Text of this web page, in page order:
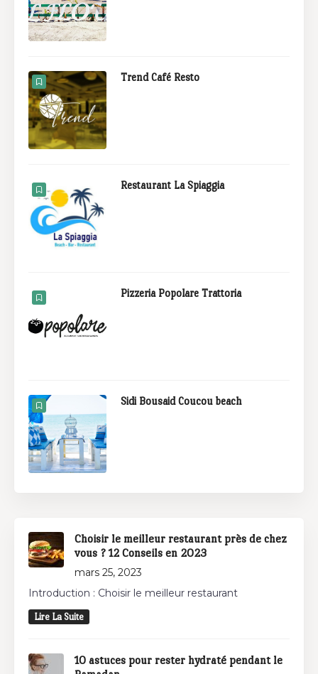
Trend Café Resto
Restaurant La Spiaggia
Pizzeria Popolare Trattoria
Sidi Bousaid Coucou beach
Choisir le meilleur restaurant près de chez
vous ? 12 Conseils en 2023
mars 25, 2023
Introduction : Choisir le meilleur restaurant
Lire La Suite
10 astuces pour rester hydraté pendant le